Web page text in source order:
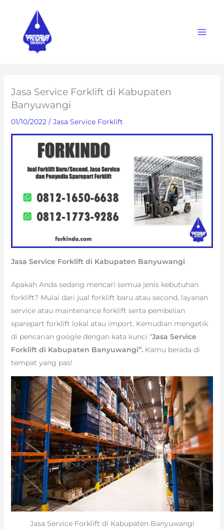
content
Jasa Service Forklift di Kabupaten
Banyuwangi
01/10/2022 / Jasa Service Forklift
Jasa Service Forklift di Kabupaten Banyuwangi
Apakah Anda sedang mencari semua jenis kebutuhan
forklift? Mulai dari jual forklift baru atau second, layanan
service atau maintenance forklift serta pembelian
sparepart forklift lokal atau import. Kemudian mengetik
di pencarian google dengan kata kunci “Jasa Service
Forklift di Kabupaten Banyuwangi”. Kamu berada di
tempat yang pas!
Jasa Service Forklift di Kabupaten Banyuwangi